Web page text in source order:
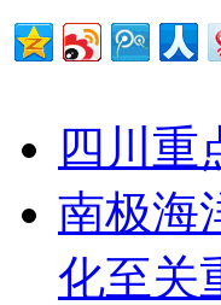
四川重
南极海
化至关